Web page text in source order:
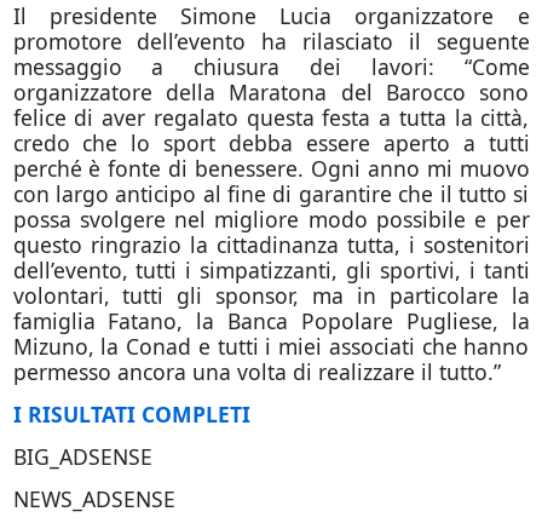
Il presidente Simone Lucia organizzatore e
promotore dell’evento ha rilasciato il seguente
messaggio a chiusura dei lavori: “Come
organizzatore della Maratona del Barocco sono
felice di aver regalato questa festa a tutta la città,
credo che lo sport debba essere aperto a tutti
perché è fonte di benessere. Ogni anno mi muovo
con largo anticipo al fine di garantire che il tutto si
possa svolgere nel migliore modo possibile e per
questo ringrazio la cittadinanza tutta, i sostenitori
dell’evento, tutti i simpatizzanti, gli sportivi, i tanti
volontari, tutti gli sponsor, ma in particolare la
famiglia Fatano, la Banca Popolare Pugliese, la
Mizuno, la Conad e tutti i miei associati che hanno
permesso ancora una volta di realizzare il tutto.”
I RISULTATI COMPLETI
BIG_ADSENSE
NEWS_ADSENSE